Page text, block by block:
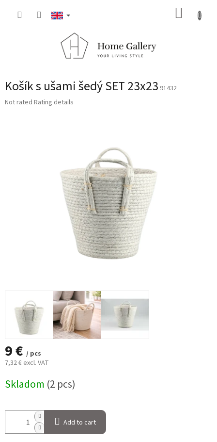
Košík s ušami šedý SET 23x23 91432
The
Not rated Rating details
9 € / pcs
7,32 € excl. VAT
price:
Skladom (2 pcs)
Add to cart